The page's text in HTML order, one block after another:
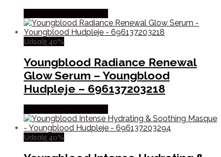
Udsalg 40%
Youngblood Radiance Renewal
Glow Serum – Youngblood
Hudpleje – 696137203218
Udsalg 40%